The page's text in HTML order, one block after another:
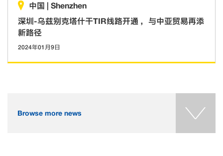
中国 | Shenzhen
深圳-乌兹别克塔什干TIR线路开通 ，与中亚贸易再添
新路径
2024年01月9日
Browse more news